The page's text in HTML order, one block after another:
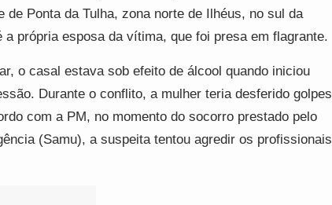
de Ponta da Tulha, zona norte de Ilhéus, no sul da
própria esposa da vítima, que foi presa em flagrante.
o casal estava sob efeito de álcool quando iniciou
Durante o conflito, a mulher teria desferido golpes
com a PM, no momento do socorro prestado pelo
(Samu), a suspeita tentou agredir os profissionais